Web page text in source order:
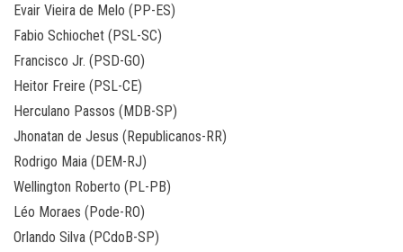
Evair Vieira de Melo (PP-ES)
Fabio Schiochet (PSL-SC)
Francisco Jr. (PSD-GO)
Heitor Freire (PSL-CE)
Herculano Passos (MDB-SP)
Jhonatan de Jesus (Republicanos-RR)
Rodrigo Maia (DEM-RJ)
Wellington Roberto (PL-PB)
Léo Moraes (Pode-RO)
Orlando Silva (PCdoB-SP)